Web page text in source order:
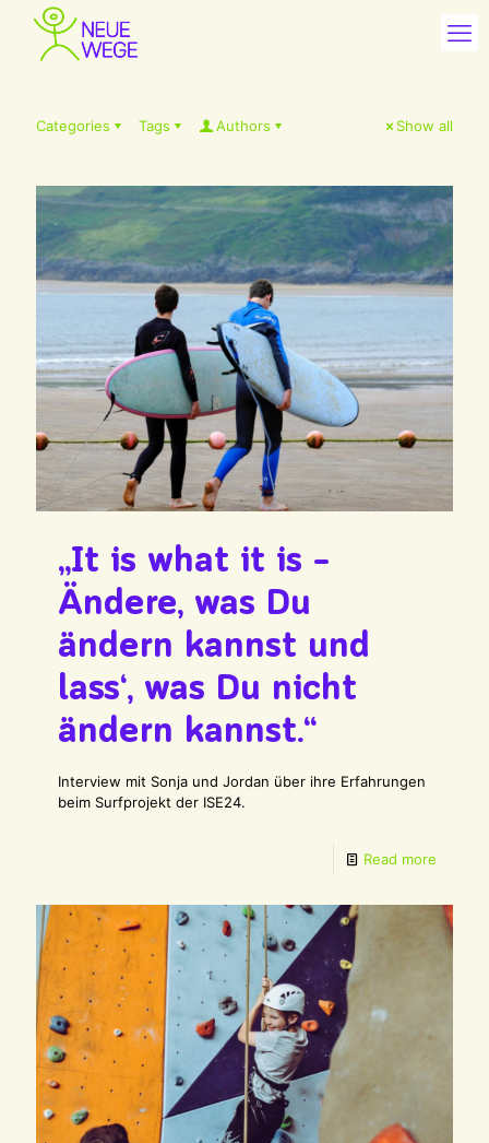
Categories Tags Authors Show all
„It is what it is –
Ändere, was Du
ändern kannst und
lass‘, was Du nicht
ändern kannst.“
Interview mit Sonja und Jordan über ihre Erfahrungen
beim Surfprojekt der ISE24.
Read more